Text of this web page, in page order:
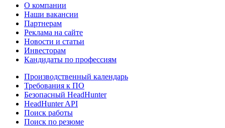
О компании
Наши вакансии
Партнерам
Реклама на сайте
Новости и статьи
Инвесторам
Кандидаты по профессиям
Производственный календарь
Требования к ПО
Безопасный HeadHunter
HeadHunter API
Поиск работы
Поиск по резюме